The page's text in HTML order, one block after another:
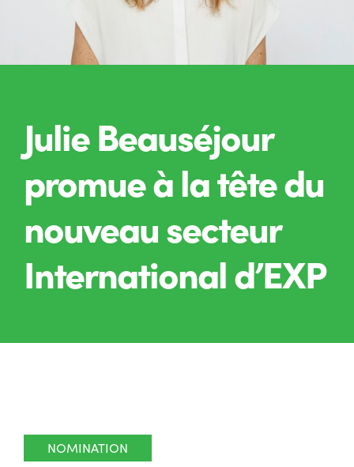
Julie Beauséjour
promue à la tête du
nouveau secteur
International d’EXP
NOMINATION